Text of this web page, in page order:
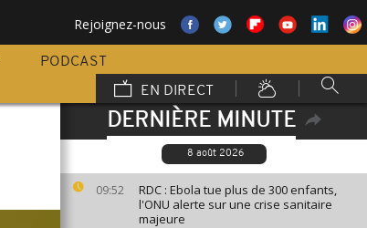
Rejoignez-nous
PODCAST
EN DIRECT
DERNIÈRE MINUTE
8 août 2026
09:52
RDC : Ebola tue plus de 300 enfants,
l'ONU alerte sur une crise sanitaire
majeure